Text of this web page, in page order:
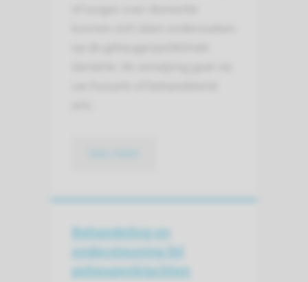
Behandeling en
ondersteuning bij
geheugenklachten